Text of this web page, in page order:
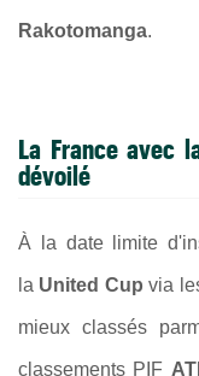
Rakotomanga.
La France avec
dévoilé
À la date limite
la United Cup via
mieux classés
classements PIF